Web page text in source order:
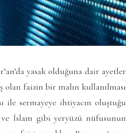
yasak olduğuna dair ayetler
olan faizin bir malın kullanılması
ile sermayeye ihtiyacın oluştuğu
İslam gibi yeryüzü nüfusunun